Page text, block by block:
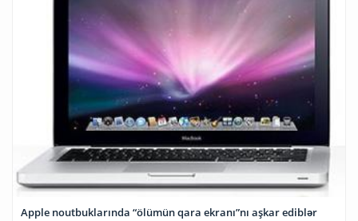
Apple noutbuklarında “ölümün qara ekranı”nı aşkar ediblər